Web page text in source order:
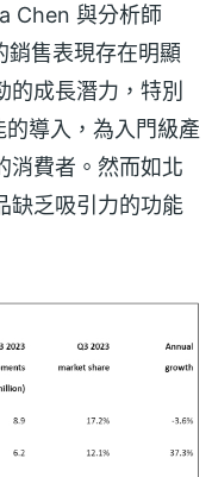
Chen 與分析師
售表現存在明顯
成長潛力，特別
導入，為入門級產
消費者。然而如北
缺乏吸引力的功能